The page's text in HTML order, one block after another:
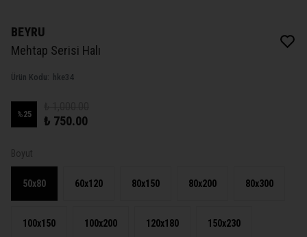
BEYRU
Mehtap Serisi Halı
Ürün Kodu: hke34
%25 ₺ 750.00
Boyut
50x80 60x120 80x150 80x200 80x300
100x150 100x200 120x180 150x230